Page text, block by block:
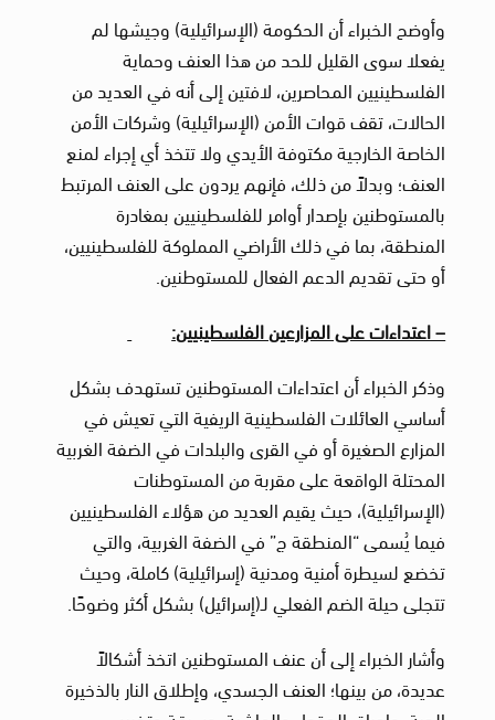
وأوضح الخبراء أن الحكومة (الإسرائيلية) وجيشها لم
يفعلا سوى القليل للحد من هذا العنف وحماية
الفلسطينيين المحاصرين، لافتين إلى أنه في العديد من
الحالات، تقف قوات الأمن (الإسرائيلية) وشركات الأمن
الخاصة الخارجية مكتوفة الأيدي ولا تتخذ أي إجراء لمنع
العنف؛ وبدلاً من ذلك، فإنهم يردون على العنف المرتبط
بالمستوطنين بإصدار أوامر للفلسطينيين بمغادرة
المنطقة، بما في ذلك الأراضي المملوكة للفلسطينيين،
أو حتى تقديم الدعم الفعال للمستوطنين.
– اعتداءات على المزارعين الفلسطينيين:
وذكر الخبراء أن اعتداءات المستوطنين تستهدف بشكل
أساسي العائلات الفلسطينية الريفية التي تعيش في
المزارع الصغيرة أو في القرى والبلدات في الضفة الغربية
المحتلة الواقعة على مقربة من المستوطنات
(الإسرائيلية)، حيث يقيم العديد من هؤلاء الفلسطينيين
فيما يُسمى “المنطقة ج” في الضفة الغربية، والتي
تخضع لسيطرة أمنية ومدنية (إسرائيلية) كاملة، وحيث
تتجلى حيلة الضم الفعلي لـ(إسرائيل) بشكل أكثر وضوحًا.
وأشار الخبراء إلى أن عنف المستوطنين اتخذ أشكالاً
عديدة، من بينها؛ العنف الجسدي، وإطلاق النار بالذخيرة